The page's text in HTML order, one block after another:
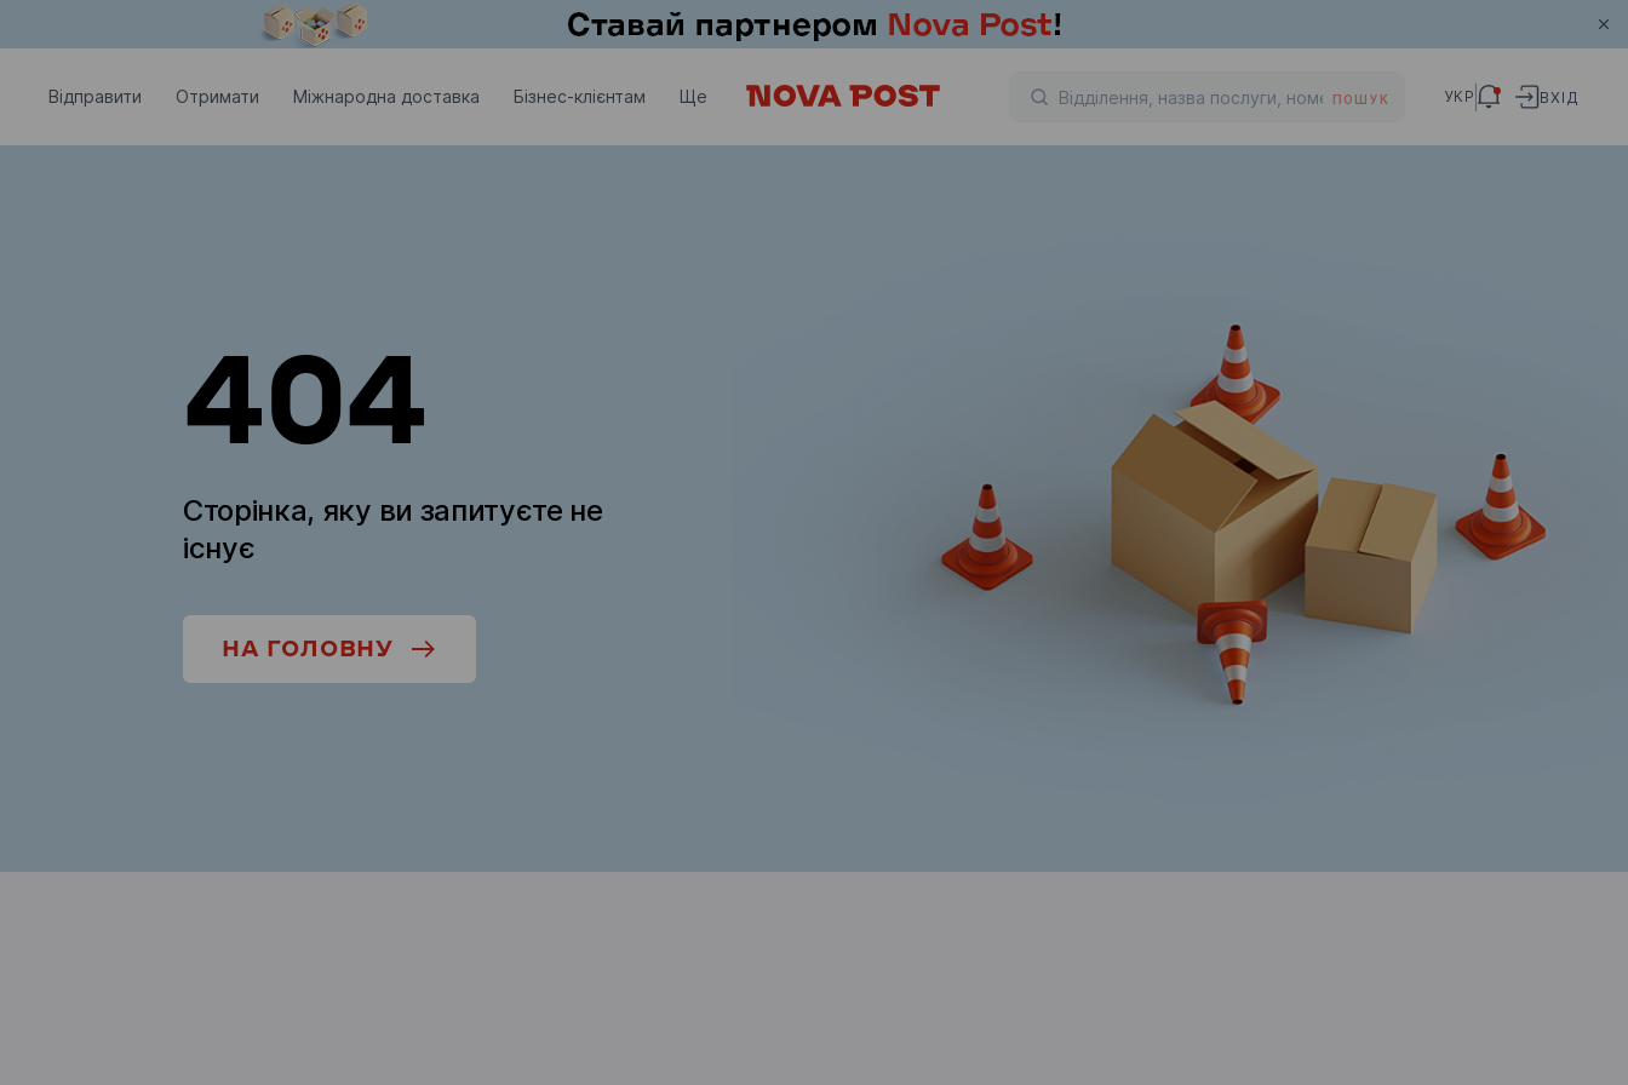
Відправити Отримати Міжнародна доставка Бізнес-клієнтам Ще ПОШУК УКР ВХІД
404
Сторінка, яку ви запитуєте не
існує
НА ГОЛОВНУ